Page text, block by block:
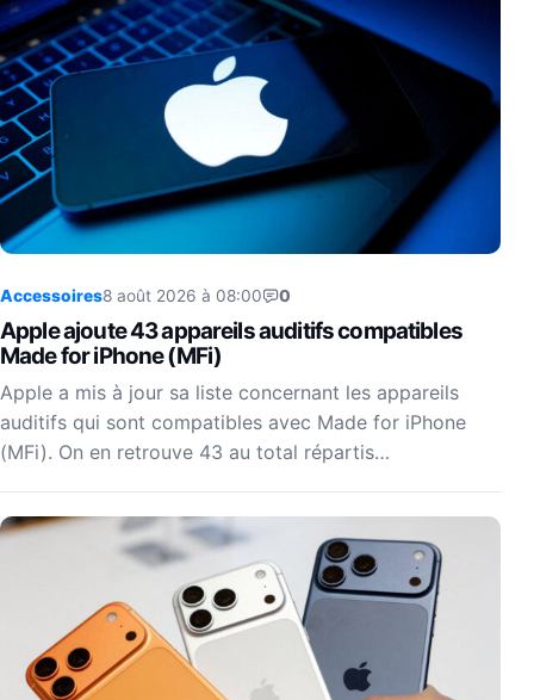
Accessoires8 août 2026 à 08:00 0
Apple ajoute 43 appareils auditifs compatibles
Made for iPhone (MFi)
Apple a mis à jour sa liste concernant les appareils
auditifs qui sont compatibles avec Made for iPhone
(MFi). On en retrouve 43 au total répartis…